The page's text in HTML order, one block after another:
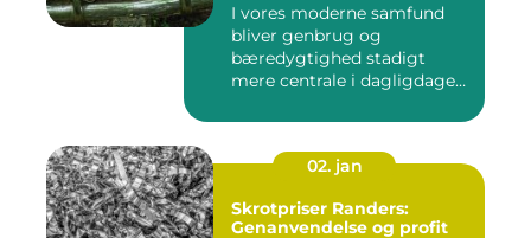
I vores moderne samfund
bliver genbrug og
bæredygtighed stadigt
mere centrale i dagligdagen.
02. jan
Skrotpriser Randers:
Genanvendelse og profit